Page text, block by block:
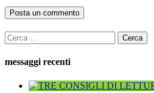
Ricerca
per:
messaggi recenti